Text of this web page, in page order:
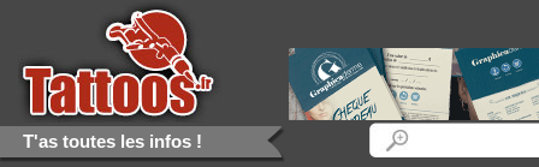
Aller au contenu principal
Skip to navigation
T'as toutes les infos !